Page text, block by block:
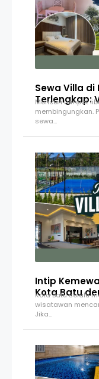
Sewa Villa
Terlengkap:
Mencari tempat
membingungkan.
sewa…
Intip
Kota Batu
Kota Batu selalu
wisatawan
Jika…